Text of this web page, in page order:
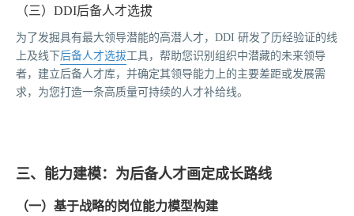
（三）DDI后备人才选拔
为了发掘具有最大领导潜能的高潜人才，DDI 研发了历经验证的线
上及线下后备人才选拔工具，帮助您识别组织中潜藏的未来领导
者，建立后备人才库，并确定其领导能力上的主要差距或发展需
求，为您打造一条高质量可持续的人才补给线。
三、能力建模：为后备人才画定成长路线
（一）基于战略的岗位能力模型构建